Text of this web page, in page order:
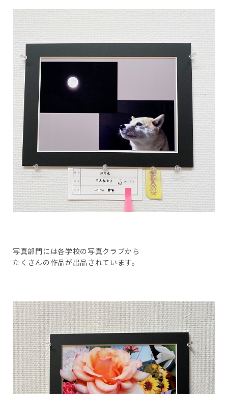
写真部門には各学校の写真クラブから
たくさんの作品が出品されています。